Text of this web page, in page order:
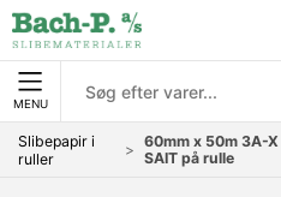
MENU
Slibepapir i
ruller
60mm x 50m 3A-
SAIT på rulle